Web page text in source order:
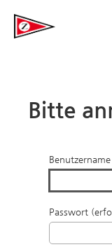
Bitte
Passwort